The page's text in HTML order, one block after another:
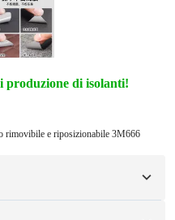
produzione di isolanti!
rimovibile e riposizionabile 3M666